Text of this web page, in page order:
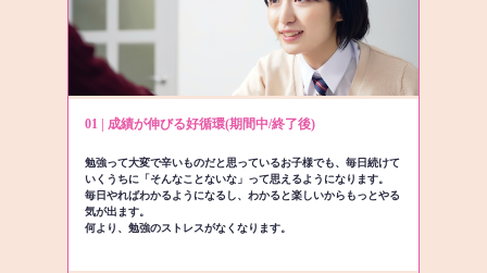
01 | 成績が伸びる好循環(期間中/終了後)
勉強って大変で辛いものだと思っているお子様でも、毎日続けて
いくうちに「そんなことないな」って思えるようになります。
毎日やればわかるようになるし、わかると楽しいからもっとやる
気が出ます。
何より、勉強のストレスがなくなります。